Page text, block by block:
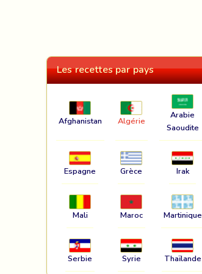
Les recettes par pays
Afghanistan Algérie
Arabie
Saoudite
Espagne Grèce Irak
Mali Maroc Martinique
Serbie Syrie Thaïlande